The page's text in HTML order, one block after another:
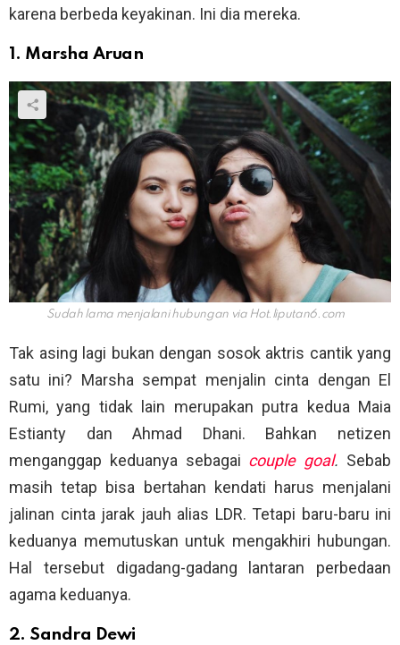
karena berbeda keyakinan. Ini dia mereka.
1. Marsha Aruan
Sudah lama menjalani hubungan via Hot.liputan6.com
Tak asing lagi bukan dengan sosok aktris cantik yang
satu ini? Marsha sempat menjalin cinta dengan El
Rumi, yang tidak lain merupakan putra kedua Maia
Estianty dan Ahmad Dhani. Bahkan netizen
menganggap keduanya sebagai couple goal. Sebab
masih tetap bisa bertahan kendati harus menjalani
jalinan cinta jarak jauh alias LDR. Tetapi baru-baru ini
keduanya memutuskan untuk mengakhiri hubungan.
Hal tersebut digadang-gadang lantaran perbedaan
agama keduanya.
2. Sandra Dewi